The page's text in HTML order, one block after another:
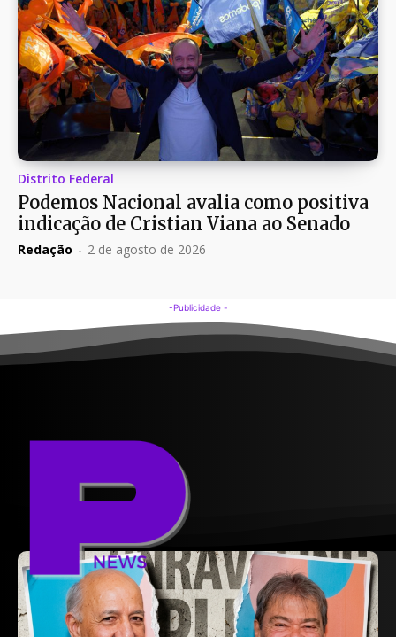
Distrito Federal
Podemos Nacional avalia como positiva
indicação de Cristian Viana ao Senado
Redação - 2 de agosto de 2026
-Publicidade -